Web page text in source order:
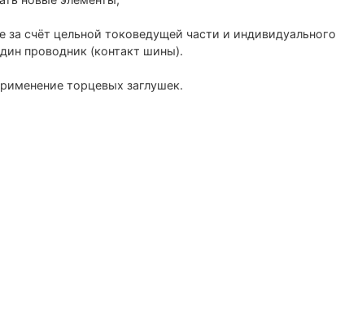
за счёт цельной токоведущей части и индивидуального
проводник (контакт шины).
торцевых заглушек.